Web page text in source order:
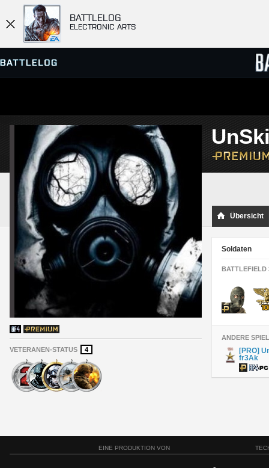
BATTLELOG
ELECTRONIC ARTS
SERVER-BROWSER
MATCHES
VETERANEN-STATUS 4
Übersicht
Soldaten
BATTLEFIELD
ANDERE
[PRO]
fr3Ak
EINE PRODUKTION VON